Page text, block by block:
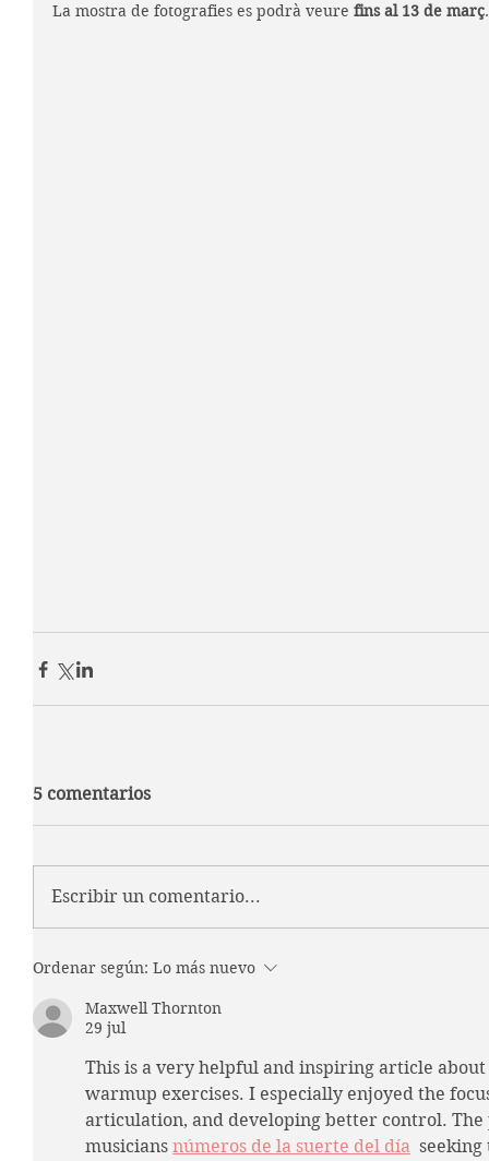
La mostra de fotografies es podrà veure fins al 13 de març.
5 comentarios
Escribir un comentario...
Ordenar según: Lo más nuevo
Maxwell Thornton
29 jul
This is a very helpful and inspiring article
warmup exercises. I especially enjoyed the
articulation, and developing better control.
musicians números de la suerte del día
seeking